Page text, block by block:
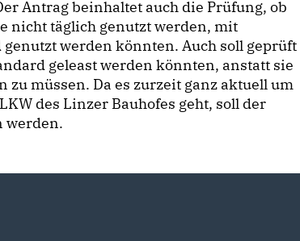
Antrag beinhaltet auch die Prüfung, ob
nicht täglich genutzt werden, mit
werden könnten. Auch soll geprüft
geleast werden könnten, anstatt sie
müssen. Da es zurzeit ganz aktuell um
des Linzer Bauhofes geht, soll der
werden.